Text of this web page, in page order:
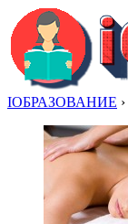
IОБРАЗОВАНИЕ ›